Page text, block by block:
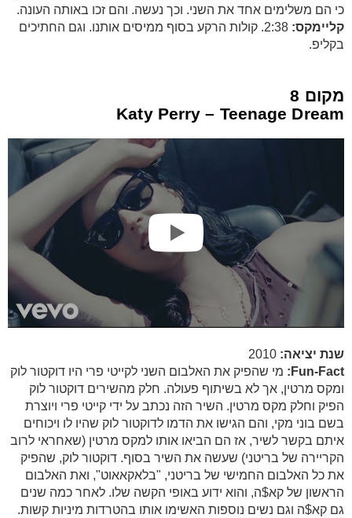
כי הם משלימים אחד את השני. וכך נעשה. והם זכו באותה העונה.
קליימקס:
2:38. קולות הרקע בסוף ממיסים אותנו. וגם החתיכים
בקליפ.
מקום 8
Katy Perry – Teenage Dream
שנת יציאה:
Fun-Fact:
מי שהפיק את האלבום השני לקייטי פרי היו דוקטור לוק
ומקס מרטין, אך לא בשיתוף פעולה. חלק מהשירים דוקטור לוק
הפיק וחלק מקס מרטין. השיר הזה נכתב על ידי קייטי פרי ויוצרת
בשם בוני מקי, והם הגישו את הדמו לדוקטור לוק שהיו לו ויכוחים
איתם בקשר לשיר, אז הם הביאו אותו למקס מרטין (שאחראי לרוב
הקריירה של בריטני) שעשה את השיר בסוף. דוקטור לוק, שהפיק
את כל האלבום החמישי של בריטני, "בלאקאאוט", ואת האלבום
הראשון של קא$ה, והוא ידוע באופי הקשה שלו. לאחר כמה שנים
גם קא$ה וגם נשים נוספות האשימו אותו בהטרדות מיניות קשות.